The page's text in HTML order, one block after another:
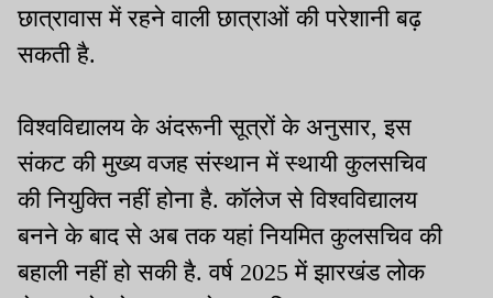
छात्रावास में रहने वाली छात्राओं की परेशानी बढ़
सकती है.
विश्वविद्यालय के अंदरूनी सूत्रों के अनुसार, इस
संकट की मुख्य वजह संस्थान में स्थायी कुलसचिव
की नियुक्ति नहीं होना है. कॉलेज से विश्वविद्यालय
बनने के बाद से अब तक यहां नियमित कुलसचिव की
बहाली नहीं हो सकी है. वर्ष 2025 में झारखंड लोक